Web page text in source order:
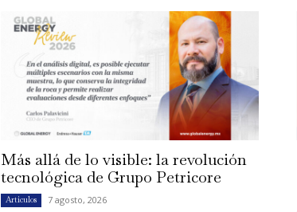
Más allá de lo visible: la revolución
tecnológica de Grupo Petricore
Artículos 7 agosto, 2026